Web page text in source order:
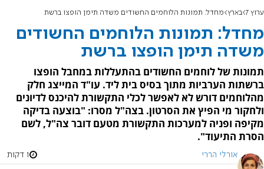
ערוץ 7 בארץ מחדל: תמונות הלוחמים החשודים משדה תימן הופצו ברשת
מחדל: תמונות הלוחמים החשודים
משדה תימן הופצו ברשת
תמונות של לוחמים החשודים בהתעללות במחבל הופצו
ברשתות הערביות מתוך בסיס בית ליד. עו"ד המייצג חלק
מהלוחמים דורש לא לאפשר לכלי התקשורת להיכנס לדיונים
ולחקור מי הפיץ את הסרטון. בצה"ל מסרו: "בוצעה בדיקה
מקיפה ופניה למערכות התקשורת מטעם דובר צה"ל, לשם
הסרת התיעוד".
אורלי הררי 1 דקות